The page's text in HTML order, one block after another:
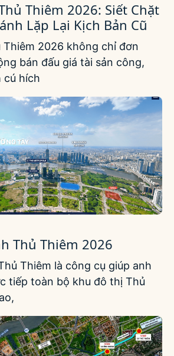
Thiêm 2026: Siết Chặt
Lặp Lại Kịch Bản Cũ
2026 không chỉ đơn
bán đấu giá tài sản công,
cú hích
Thủ Thiêm 2026
Thiêm là công cụ giúp anh
tiếp toàn bộ khu đô thị Thủ